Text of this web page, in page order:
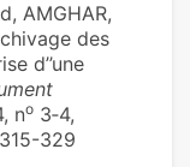
AMGHAR,
des
d’’une
no 3‑4,
329